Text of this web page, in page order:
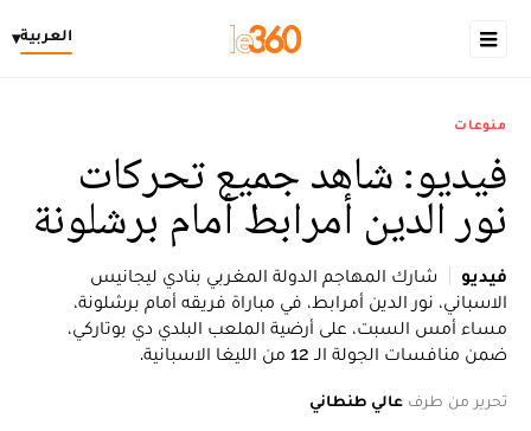
العربية▾
منوعات
فيديو: شاهد جميع تحركات
نور الدين أمرابط أمام برشلونة
فيديو
شارك المهاجم الدولة المغربي بنادي ليجانيس
الاسباني، نور الدين أمرابط، في مباراة فريقه أمام برشلونة،
مساء أمس السبت، على أرضية الملعب البلدي دي بوتاركي،
ضمن منافسات الجولة الـ 12 من الليغا الاسبانية.
تحرير من طرف عالي طنطاني